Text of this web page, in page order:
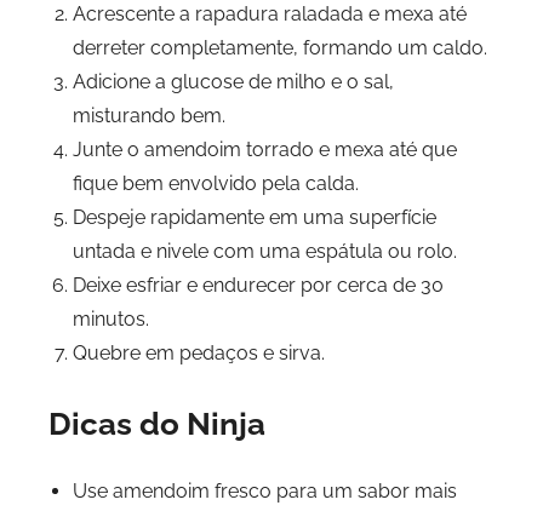
Acrescente a rapadura raladada e mexa até
derreter completamente, formando um caldo.
Adicione a glucose de milho e o sal,
misturando bem.
Junte o amendoim torrado e mexa até que
fique bem envolvido pela calda.
Despeje rapidamente em uma superfície
untada e nivele com uma espátula ou rolo.
Deixe esfriar e endurecer por cerca de 30
minutos.
Quebre em pedaços e sirva.
Dicas do Ninja
Use amendoim fresco para um sabor mais